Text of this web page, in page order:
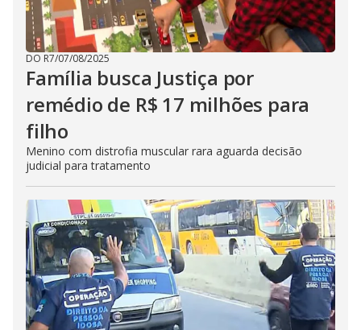
DO R7/07/08/2025
Família busca Justiça por
remédio de R$ 17 milhões para
filho
Menino com distrofia muscular rara aguarda decisão
judicial para tratamento